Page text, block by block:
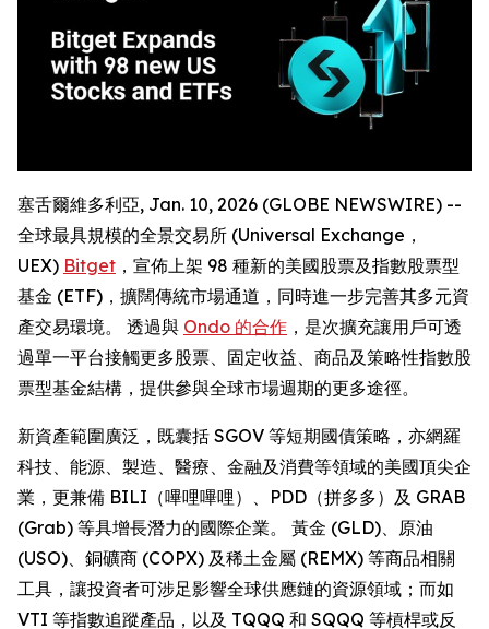
塞舌爾維多利亞, Jan. 10, 2026 (GLOBE NEWSWIRE) --
全球最具規模的全景交易所 (Universal Exchange，
UEX) Bitget ，宣佈上架 98 種新的美國股票及指數股票型
基金 (ETF)，擴闊傳統市場通道，同時進一步完善其多元資
產交易環境。 透過與 Ondo 的合作 ，是次擴充讓用戶可透
過單一平台接觸更多股票、固定收益、商品及策略性指數股
票型基金結構，提供參與全球市場週期的更多途徑。
新資產範圍廣泛，既囊括 SGOV 等短期國債策略，亦網羅
科技、能源、製造、醫療、金融及消費等領域的美國頂尖企
業，更兼備 BILI（嗶哩嗶哩）、PDD（拼多多）及 GRAB
(Grab) 等具增長潛力的國際企業。 黃金 (GLD)、原油
(USO)、銅礦商 (COPX) 及稀土金屬 (REMX) 等商品相關
工具，讓投資者可涉足影響全球供應鏈的資源領域；而如
VTI 等指數追蹤產品，以及 TQQQ 和 SQQQ 等槓桿或反